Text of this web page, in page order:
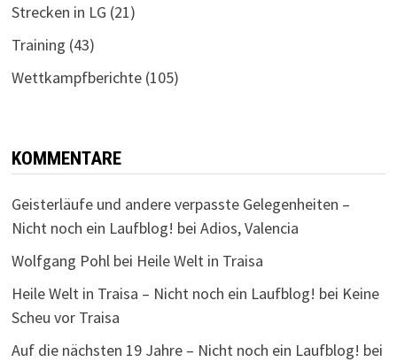
Strecken in LG (21)
Training (43)
Wettkampfberichte(105)
KOMMENTARE
Geisterläufe und andere verpasste Gelegenheiten –
Nicht noch ein Laufblog! bei Adios, Valencia
Wolfgang Pohlbei Heile Welt in Traisa
Heile Welt in Traisa – Nicht noch ein Laufblog! bei Keine
Scheu vor Traisa
Auf die nächsten 19 Jahre – Nicht noch ein Laufblog! bei